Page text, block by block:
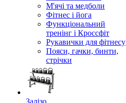
М'ячі та медболи
Фітнес і йога
Функціональний
тренінг і Кроссфіт
Рукавички для фітнесу
Пояси, гачки, бинти,
стрічки
Залізо